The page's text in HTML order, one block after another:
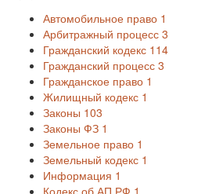
Автомобильное право 1
Арбитражный процесс 3
Гражданский кодекс 114
Гражданский процесс 3
Гражданское право 1
Жилищный кодекс 1
Законы 103
Законы ФЗ 1
Земельное право 1
Земельный кодекс 1
Информация 1
Кодекс об АП РФ 1